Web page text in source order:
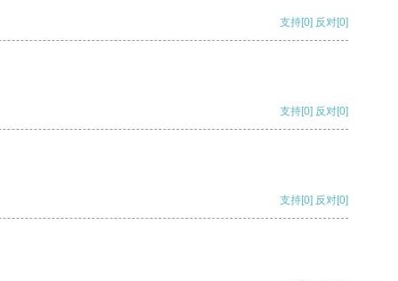
支持[0] 反对[0]
支持[0] 反对[0]
支持[0] 反对[0]